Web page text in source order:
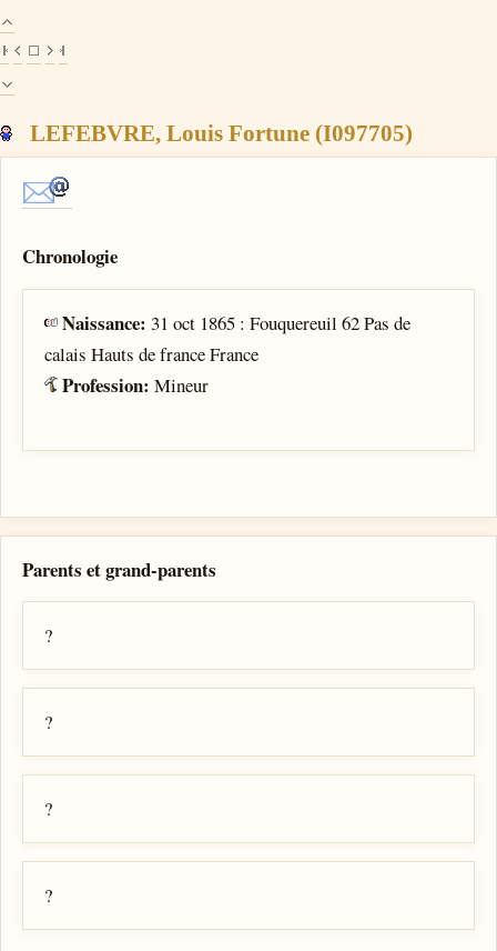
LEFEBVRE, Louis Fortune (I097705)
Chronologie
Naissance:31 oct 1865 : Fouquereuil 62 Pas de
calais Hauts de france France
Profession:Mineur
Parents et grand-parents
?
?
?
?